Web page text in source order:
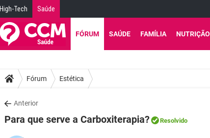
High-Tech Saúde
FÓRUM SAÚDE FAMÍLIA NUTRIÇÃO
Fórum Estética
Anterior
Para que serve a Carboxiterapia? Resolvido